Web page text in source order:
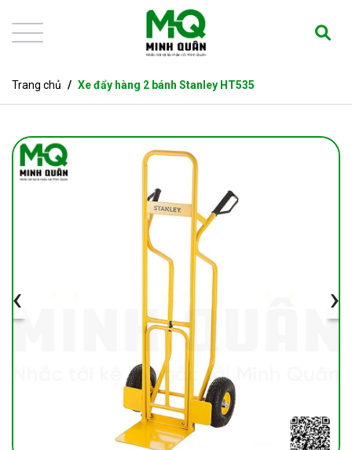
Trang chủ Xe đẩy hàng 2 bánh Stanley HT535
‹ ›